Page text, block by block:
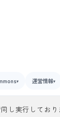
▾ 運営情報▾
し実行してお